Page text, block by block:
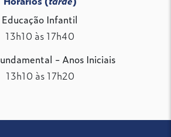
Educação Infantil
13h10 às 17h40
- Anos Iniciais
13h10 às 17h20